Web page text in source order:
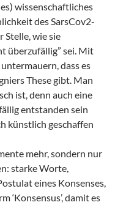
wissenschaftliches
des SarsCov2-
Stelle, wie sie
überzufällig” sei. Mit
dass es
These gibt. Man
ist, denn auch eine
entstanden sein
künstlich geschaffen
mehr, sondern nur
starke Worte,
eines Konsenses,
‘Konsensus’, damit es